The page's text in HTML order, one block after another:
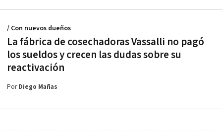
La fábrica de cosechadoras Vassalli no pagó
los sueldos y crecen las dudas sobre su
reactivación
/ Con nuevos dueños
PorDiego Mañas